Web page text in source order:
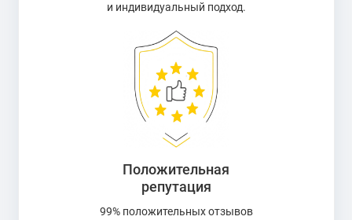
и индивидуальный подход.
Положительная
репутация
99% положительных отзывов